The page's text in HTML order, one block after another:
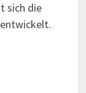
sich die